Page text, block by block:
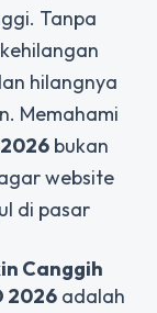
Tanpa
hilangnya
Memahami
bukan
website
di pasar
Canggih
2026 adalah